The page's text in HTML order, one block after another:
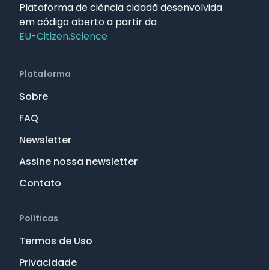
Plataforma de ciência cidadã desenvolvida
em código aberto a partir da
EU-Citizen.Science
Plataforma
Sobre
FAQ
Newsletter
Assine nossa newsletter
Contato
Políticas
Termos de Uso
Privacidade